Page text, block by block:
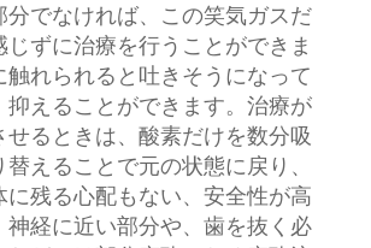
分でなければ、この笑気ガスだ
ずに治療を行うことができま
れられると吐きそうになって
抑えることができます。治療が
せるときは、酸素だけを数分吸
えることで元の状態に戻り、
に残る心配もない、安全性が高
神経に近い部分や、歯を抜く必